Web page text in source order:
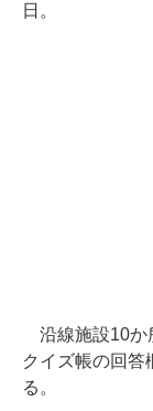
日。
沿線施設10か
クイズ帳の回答
る。